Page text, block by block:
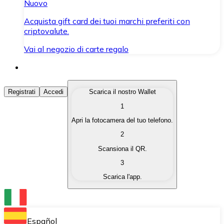
Nuovo
Acquista gift card dei tuoi marchi preferiti con
criptovalute.
Vai al negozio di carte regalo
Acquista Criptovalute
Acquista le criptovalute che ti interessano in modo
Converti le tue criptovalute in valuta fiat quando ne
Scambia una criptovaluta con un'altra
Conserva le tue cripto in un Wallet self-custodial.
Registrati Accedi
Scarica il nostro Wallet
1
Apri la fotocamera del tuo telefono.
2
Scansiona il QR.
3
Scarica l'app.
Español